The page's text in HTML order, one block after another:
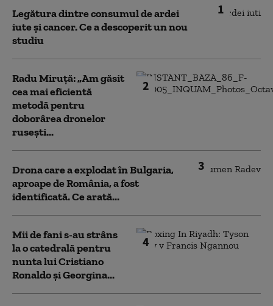
1
Legătura dintre consumul de ardei
iute și cancer. Ce a descoperit un nou
studiu
2
Radu Miruță: „Am găsit
cea mai eficientă
metodă pentru
doborârea dronelor
rusești...
3
Drona care a explodat în Bulgaria,
aproape de România, a fost
identificată. Ce arată...
4
Mii de fani s-au strâns
la o catedrală pentru
nunta lui Cristiano
Ronaldo şi Georgina...